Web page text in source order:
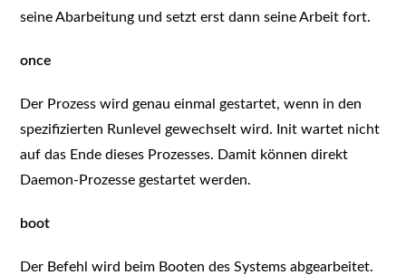
seine Abarbeitung und setzt erst dann seine Arbeit fort.
once
Der Prozess wird genau einmal gestartet, wenn in den
spezifizierten Runlevel gewechselt wird. Init wartet nicht
auf das Ende dieses Prozesses. Damit können direkt
Daemon-Prozesse gestartet werden.
boot
Der Befehl wird beim Booten des Systems abgearbeitet.